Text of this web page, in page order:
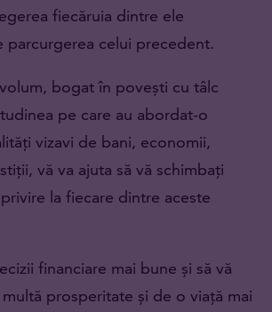
fiecăruia dintre ele
parcurgerea celui precedent.
bogat în povești cu tâlc
pe care au abordat-o
vizavi de bani, economii,
vă va ajuta să vă schimbați
la fiecare dintre aceste
financiare mai bune și să vă
prosperitate și de o viață mai